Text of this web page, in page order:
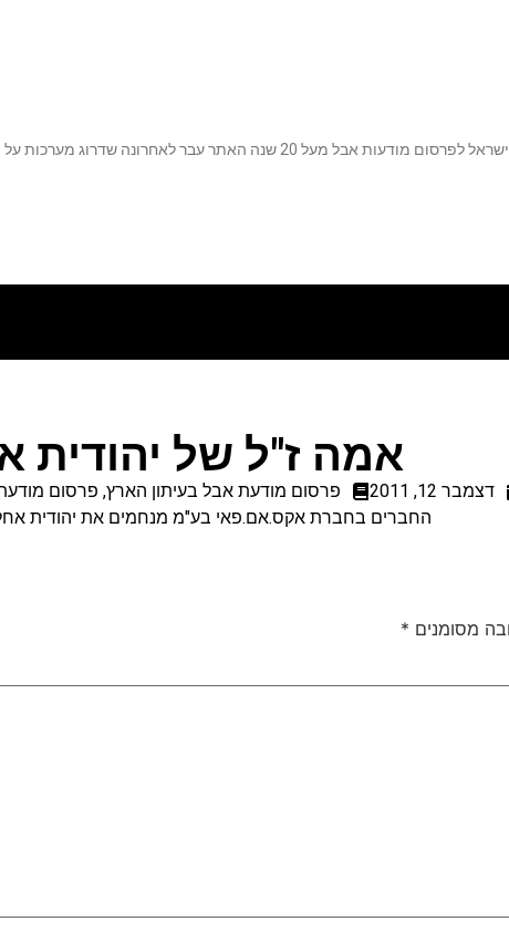
20 שנה האתר עבר לאחרונה שדרוג מערכות על מנת שכל
אמה ז"ל של יהודית
דצמבר 12, 2011 פרסום מודעת אבל בעיתון הארץ, פרסום
החברים בחברת אקס.אם.פאי בע"מ מנחמים את יהודית
מסומנים *